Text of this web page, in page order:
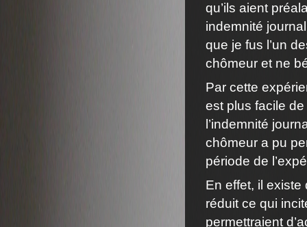
qu’ils aient
indemnité
que je fus l’un
chômeur et ne
Par cette
est plus facile de
l’indemnité
chômeur a pu
période de
En effet, il existe
réduit ce qui
permettraient